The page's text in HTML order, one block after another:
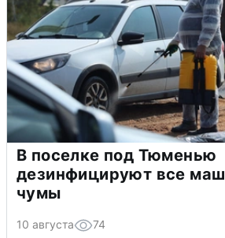
В поселке под Тюменью
дезинфицируют все
чумы
10 августа 74